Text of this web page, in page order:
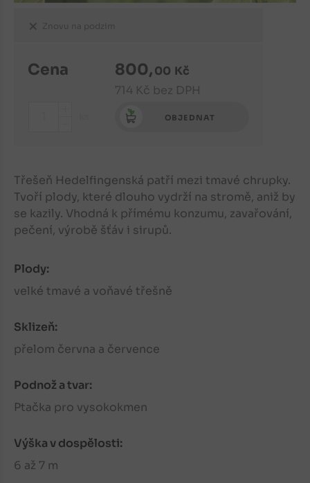
Znovu na podzim
Cena 800,00 Kč
714 Kč bez DPH
OBJEDNAT
Třešeň Hedelfingenská patří mezi tmavé chrupky.
Tvoří plody, které dlouho vydrží na stromě, aniž by
se kazily. Vhodná k přímému konzumu, zavařování,
pečení, výrobě šťáv i sirupů.
Plody:
velké tmavé a voňavé třešně
Sklizeň:
přelom června a července
Podnož a tvar:
Ptačka pro vysokokmen
Výška v dospělosti:
6 až 7 m